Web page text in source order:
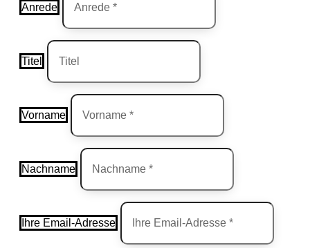
Anrede
Titel
Vorname
Nachname
Ihre Email-Adresse